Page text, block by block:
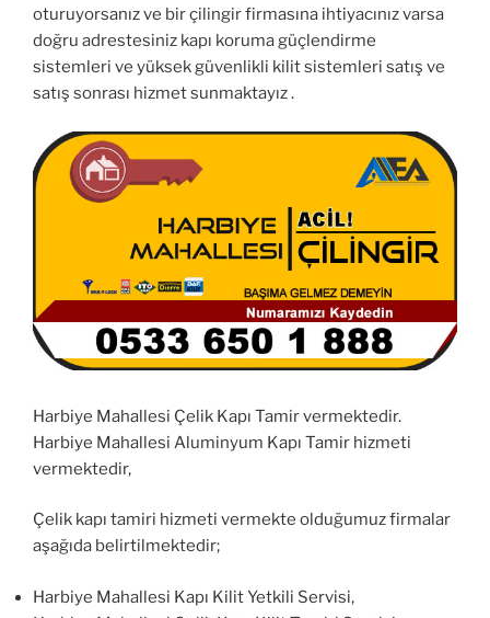
oturuyorsanız ve bir çilingir firmasına ihtiyacınız varsa
doğru adrestesiniz kapı koruma güçlendirme
sistemleri ve yüksek güvenlikli kilit sistemleri satış ve
satış sonrası hizmet sunmaktayız .
Harbiye Mahallesi Çelik Kapı Tamir vermektedir.
Harbiye Mahallesi Aluminyum Kapı Tamir hizmeti
vermektedir,
Çelik kapı tamiri hizmeti vermekte olduğumuz firmalar
aşağıda belirtilmektedir;
Harbiye Mahallesi Kapı Kilit Yetkili Servisi,